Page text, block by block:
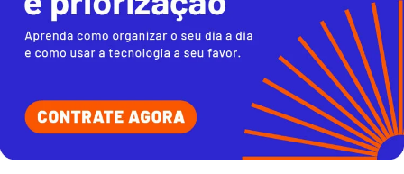
Liderança ágil e adaptativa